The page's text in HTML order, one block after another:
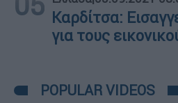
Καρδίτσα:
για τους
POPULAR VIDEOS